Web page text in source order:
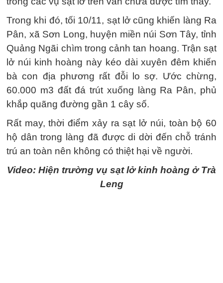
Trong khi đó, tối 10/11, sạt lở cũng khiến làng Ra
Pân, xã Sơn Long, huyện miền núi Sơn Tây, tỉnh
Quảng Ngãi chìm trong cảnh tan hoang. Trận sạt
lở núi kinh hoàng này kéo dài xuyên đêm khiến
bà con địa phương rất đỗi lo sợ. Ước chừng,
60.000 m3 đất đá trút xuống làng Ra Pân, phủ
khắp quãng đường gần 1 cây số.
Rất may, thời điểm xảy ra sạt lở núi, toàn bộ 60
hộ dân trong làng đã được di dời đến chỗ tránh
trú an toàn nên không có thiệt hại về người.
Video: Hiện trường vụ sạt lở kinh hoàng ở Trà
Leng